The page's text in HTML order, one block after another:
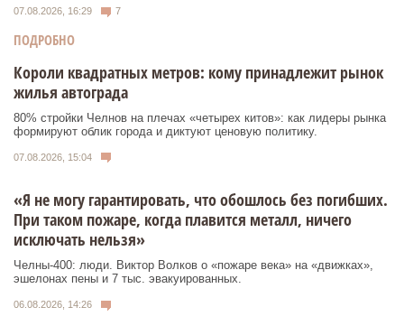
07.08.2026, 16:29 7
ПОДРОБНО
Короли квадратных метров: кому принадлежит рынок
жилья автограда
80% стройки Челнов на плечах «четырех китов»: как лидеры рынка
формируют облик города и диктуют ценовую политику.
07.08.2026, 15:04
«Я не могу гарантировать, что обошлось без погибших.
При таком пожаре, когда плавится металл, ничего
исключать нельзя»
Челны-400: люди. Виктор Волков о «пожаре века» на «движках»,
эшелонах пены и 7 тыс. эвакуированных.
06.08.2026, 14:26